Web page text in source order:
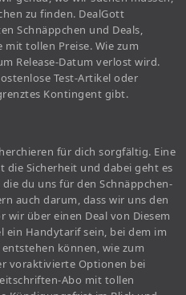
zu finden. DealGott
Schnäppchen und Deals,
mit tollen Preise. Wie zum
Release-Datum verlost wird.
Test-Artikel oder
Kontingent gibt.
für dich sorgfältig. Eine
die Sicherheit und dabei geht es
du uns für den Schnäppchen-
auch darum, dass wir uns den
wir über einen Deal von Diesem
ein Handytarif sein, bei dem im
können, wie zum
voraktivierte Optionen bei
Abo mit tollen